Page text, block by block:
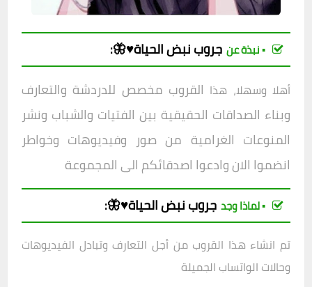
▪︎ نبذة عن جروبنبض الحياة♥️🦋:
أهلا وسهلا، هذا القروب مخصص للدردشة والتعارف
وبناء الصداقات الحقيقية بين الفتيات والشباب ونشر
المنوعات الغرامية من صور وفيديوهات وخواطر
انضموا الان وادعوا اصدقائكم الى المجموعة
▪︎ لماذا وجد جروبنبض الحياة♥️🦋:
تم انشاء هذا القروب من أجل التعارف وتبادل الفيديوهات
وحالات الواتساب الجميلة